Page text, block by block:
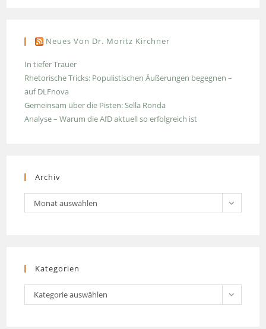
Neues Von Dr. Moritz Kirchner
In tiefer Trauer
Rhetorische Tricks: Populistischen Äußerungen begegnen –
auf DLFnova
Gemeinsam über die Pisten: Sella Ronda
Analyse – Warum die AfD aktuell so erfolgreich ist
Archiv
Archiv
Monat auswählen
Kategorien
Kategorien
Kategorie auswählen